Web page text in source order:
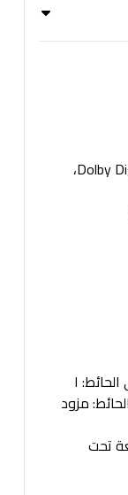
معتمد من THX®، فك تشفير Dolby Digital 5.1،
١
مزود
تحت